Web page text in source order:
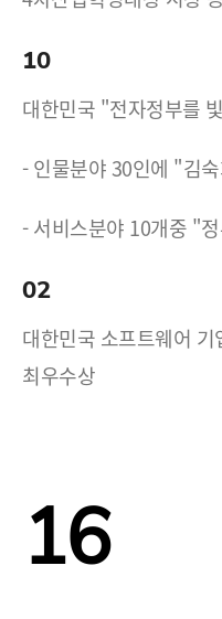
10
대한민국 "전자정부를
- 인물분야 30인에 "김
- 서비스분야 10개중 "
02
대한민국 소프트웨어
최우수상
16